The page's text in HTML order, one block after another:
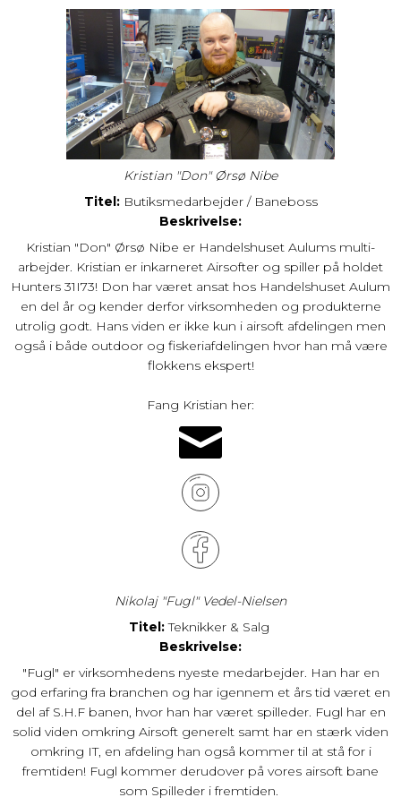
Kristian "Don" Ørsø Nibe
Titel:Butiksmedarbejder / Baneboss
Beskrivelse:
Kristian "Don" Ørsø Nibe er Handelshuset Aulums multi-
arbejder. Kristian er inkarneret Airsofter og spiller på holdet
Hunters 31I73! Don har været ansat hos Handelshuset Aulum
en del år og kender derfor virksomheden og produkterne
utrolig godt. Hans viden er ikke kun i airsoft afdelingen men
også i både outdoor og fiskeriafdelingen hvor han må være
flokkens ekspert!
Fang Kristian her:
Nikolaj "Fugl" Vedel-Nielsen
Titel:Teknikker & Salg
Beskrivelse:
"Fugl" er virksomhedens nyeste medarbejder. Han har en
god erfaring fra branchen og har igennem et års tid været en
del af S.H.F banen, hvor han har været spilleder. Fugl har en
solid viden omkring Airsoft generelt samt har en stærk viden
omkring IT, en afdeling han også kommer til at stå for i
fremtiden! Fugl kommer derudover på vores airsoft bane
som Spilleder i fremtiden.